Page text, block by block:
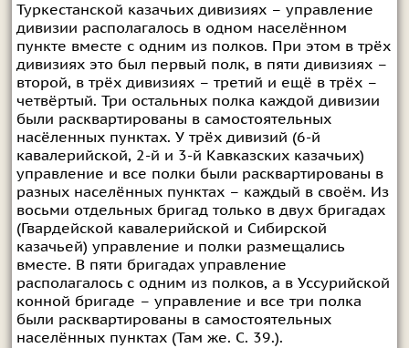
Туркестанской казачьих дивизиях – управление
дивизии располагалось в одном населённом
пункте вместе с одним из полков. При этом в трёх
дивизиях это был первый полк, в пяти дивизиях –
второй, в трёх дивизиях – третий и ещё в трёх –
четвёртый. Три остальных полка каждой дивизии
были расквартированы в самостоятельных
насёленных пунктах. У трёх дивизий (6-й
кавалерийской, 2-й и 3-й Кавказских казачьих)
управление и все полки были расквартированы в
разных населённых пунктах – каждый в своём. Из
восьми отдельных бригад только в двух бригадах
(Гвардейской кавалерийской и Сибирской
казачьей) управление и полки размещались
вместе. В пяти бригадах управление
располагалось с одним из полков, а в Уссурийской
конной бригаде – управление и все три полка
были расквартированы в самостоятельных
населённых пунктах (Там же. С. 39.).